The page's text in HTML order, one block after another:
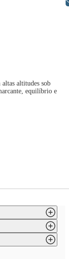
altitudes sob
equilíbrio e